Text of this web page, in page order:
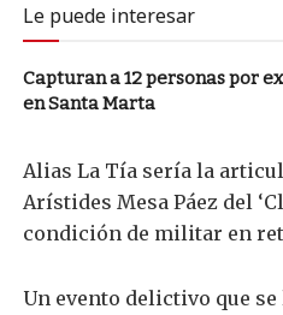
Le puede interesar
Capturan a 12 personas por
en Santa Marta
Alias La Tía sería la
Arístides Mesa Páez del
condición de militar en
Un evento delictivo que